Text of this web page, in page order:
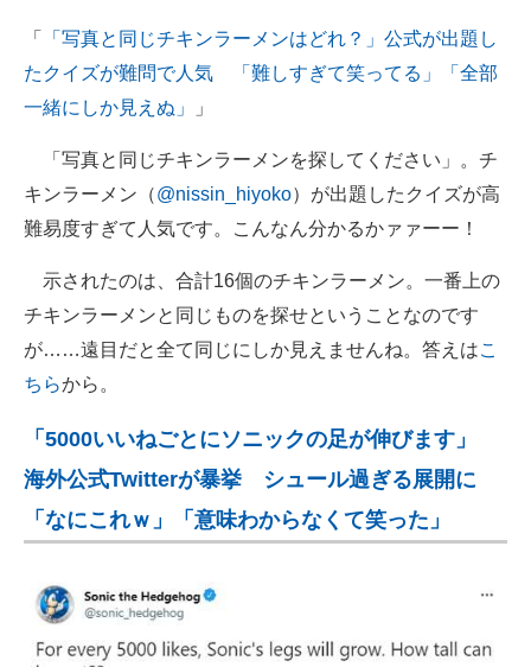
「
「写真と同じチキンラーメンはどれ？」公式が出題し
たクイズが難問で人気 「難しすぎて笑ってる」「全部
一緒にしか見えぬ」
」
「写真と同じチキンラーメンを探してください」。チ
キンラーメン（@nissin_hiyoko）が出題したクイズが高
難易度すぎて人気です。こんなん分かるかァァーー！
示されたのは、合計16個のチキンラーメン。一番上の
チキンラーメンと同じものを探せということなのです
が……遠目だと全て同じにしか見えませんね。答えはこ
ちらから。
「5000いいねごとにソニックの足が伸びます」
海外公式Twitterが暴挙 シュール過ぎる展開に
「なにこれｗ」「意味わからなくて笑った」